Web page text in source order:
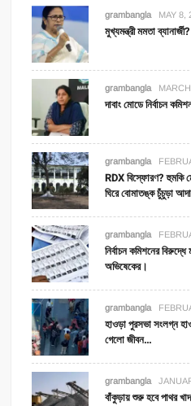
grambangla MAY 8,
মুখ্যমন্ত্রী মমতা
grambangla
দাবাং মোডে নির্বাচন
grambangla
RDX বিস্ফোরণ? হুমকি
ঘিরে বোমাতঙ্ক চুঁচুড়া
grambangla
নির্বাচন কমিশনের
অভিষেকের।
grambangla
হাওড়া পুরসভা সংলগ্ন
গেলো জীবন…
grambangla
বাঁকুড়ায় শুরু হবে পাথর